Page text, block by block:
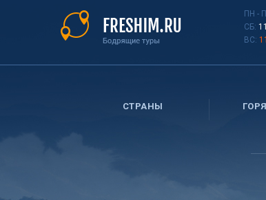
ПН -
СБ:
ВС:
СТРАНЫ
Вы
здесь